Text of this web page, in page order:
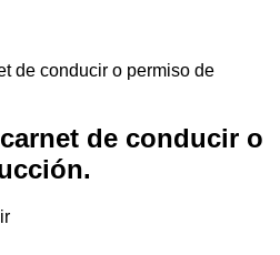
de conducir o permiso de
de conducir o